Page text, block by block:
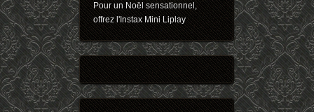
Pour un Noël sensationnel,
offrez l'Instax Mini Liplay